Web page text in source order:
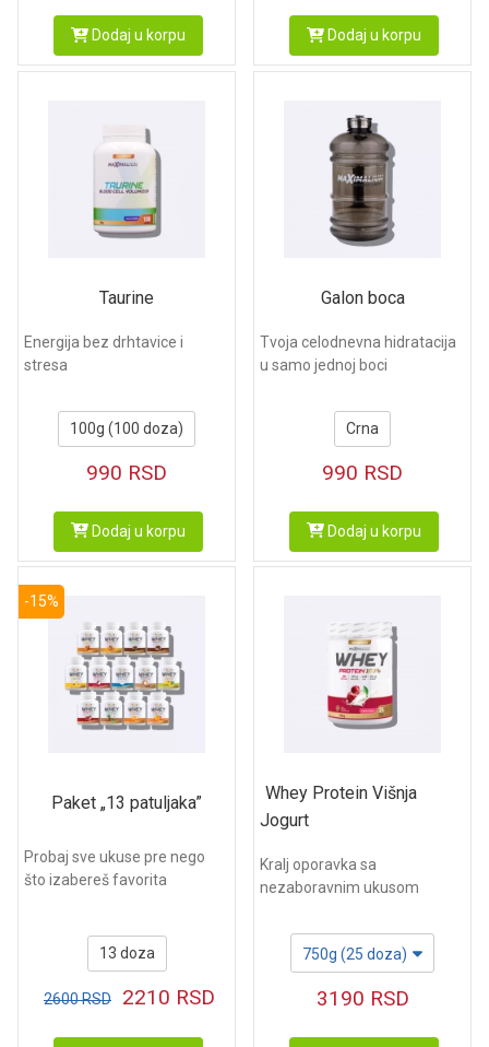
Dodaj u korpu Dodaj u korpu
Taurine
Energija bez drhtavice i
stresa
100g (100 doza)
990 RSD
Dodaj u korpu
Galon boca
Tvoja celodnevna hidratacija
u samo jednoj boci
Crna
990 RSD
Dodaj u korpu
-15%
Paket „13 patuljaka”
Probaj sve ukuse pre nego
što izabereš favorita
13 doza
2600RSD 2210 RSD
Whey Protein Višnja
Jogurt
Kralj oporavka sa
nezaboravnim ukusom
750g (25 doza)
3190 RSD